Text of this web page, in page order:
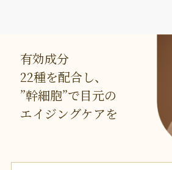
有効成分
22種を配合し、
”幹細胞”で目元の
エイジングケアを